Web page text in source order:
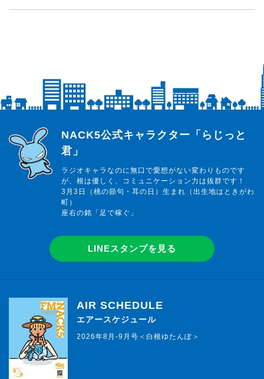
らじっと君
NACK5公式キャラクター「らじっと
君」
ラジオキャラなのに無口で愛想がない変わりものです
が、根は優しく、コミュニケーション力は抜群です！
3月3日（桃の節句・耳の日）生まれ（出生地はときがわ
町）
座右の銘「足で稼ぐ」
LINEスタンプを見る
AIR SCHEDULE
エアースケジュール
2026年8月-9月号＜白根ゆたんぽ＞